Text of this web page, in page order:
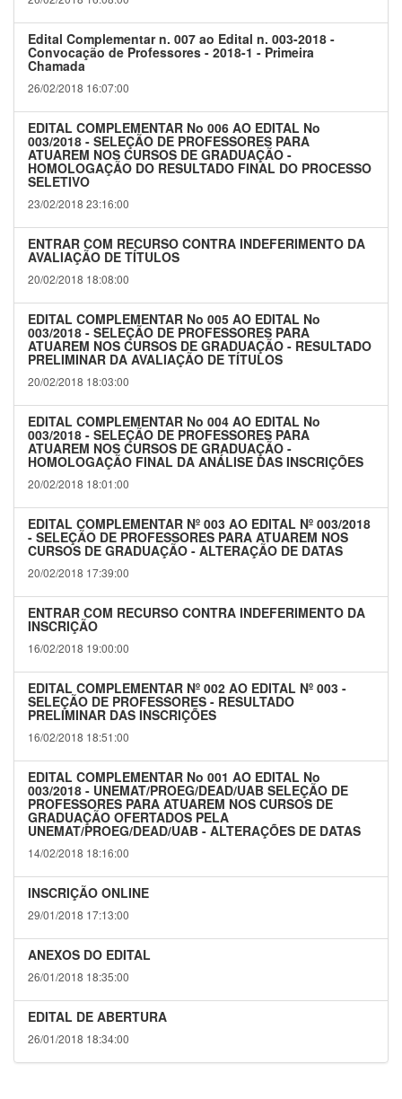
Edital Complementar n. 007 ao Edital n. 003-2018 -
Convocação de Professores - 2018-1 - Primeira
Chamada
26/02/2018 16:07:00
EDITAL COMPLEMENTAR No 006 AO EDITAL No
003/2018 - SELEÇÃO DE PROFESSORES PARA
ATUAREM NOS CURSOS DE GRADUAÇÃO -
HOMOLOGAÇÃO DO RESULTADO FINAL DO PROCESSO
SELETIVO
23/02/2018 23:16:00
ENTRAR COM RECURSO CONTRA INDEFERIMENTO DA
AVALIAÇÃO DE TÍTULOS
20/02/2018 18:08:00
EDITAL COMPLEMENTAR No 005 AO EDITAL No
003/2018 - SELEÇÃO DE PROFESSORES PARA
ATUAREM NOS CURSOS DE GRADUAÇÃO - RESULTADO
PRELIMINAR DA AVALIAÇÃO DE TÍTULOS
20/02/2018 18:03:00
EDITAL COMPLEMENTAR No 004 AO EDITAL No
003/2018 - SELEÇÃO DE PROFESSORES PARA
ATUAREM NOS CURSOS DE GRADUAÇÃO -
HOMOLOGAÇÃO FINAL DA ANÁLISE DAS INSCRIÇÕES
20/02/2018 18:01:00
EDITAL COMPLEMENTAR Nº 003 AO EDITAL Nº 003/2018
- SELEÇÃO DE PROFESSORES PARA ATUAREM NOS
CURSOS DE GRADUAÇÃO - ALTERAÇÃO DE DATAS
20/02/2018 17:39:00
ENTRAR COM RECURSO CONTRA INDEFERIMENTO DA
INSCRIÇÃO
16/02/2018 19:00:00
EDITAL COMPLEMENTAR Nº 002 AO EDITAL Nº 003 -
SELEÇÃO DE PROFESSORES - RESULTADO
PRELIMINAR DAS INSCRIÇÕES
16/02/2018 18:51:00
EDITAL COMPLEMENTAR No 001 AO EDITAL No
003/2018 - UNEMAT/PROEG/DEAD/UAB SELEÇÃO DE
PROFESSORES PARA ATUAREM NOS CURSOS DE
GRADUAÇÃO OFERTADOS PELA
UNEMAT/PROEG/DEAD/UAB - ALTERAÇÕES DE DATAS
14/02/2018 18:16:00
INSCRIÇÃO ONLINE
29/01/2018 17:13:00
ANEXOS DO EDITAL
26/01/2018 18:35:00
EDITAL DE ABERTURA
26/01/2018 18:34:00